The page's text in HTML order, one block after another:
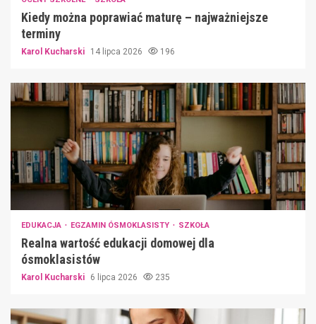
Kiedy można poprawiać maturę – najważniejsze
terminy
Karol Kucharski 14 lipca 2026 196
EDUKACJA EGZAMIN ÓSMOKLASISTY SZKOŁA
Realna wartość edukacji domowej dla
ósmoklasistów
Karol Kucharski 6 lipca 2026 235